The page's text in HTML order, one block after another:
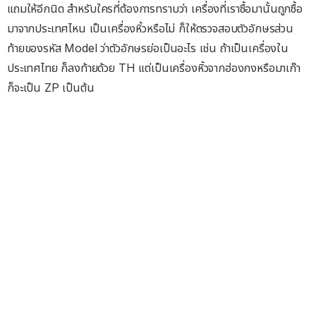
แถมให้อีกนิด สำหรับใครที่ต้องการทราบว่า เครื่องที่เราซื้อมานั้นถูกซื้อ
มาจากประเทศไหน เป็นเครื่องหิ้วหรือไม่ ก็ให้ตรวจสอบตัวอักษรส่วน
ท้ายของรหัส Model ว่าตัวอักษรย่อเป็นอะไร เช่น ถ้าเป็นเครื่องใน
ประเทศไทย ก็ลงท้ายด้วย TH แต่เป็นเครื่องหิ้วจากฮ่องกงหรือมาเก๊า
ก็จะเป็น ZP เป็นต้น